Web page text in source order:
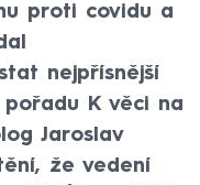
proti covidu a
nejpřísnější
K věci na
Jaroslav
že vedení